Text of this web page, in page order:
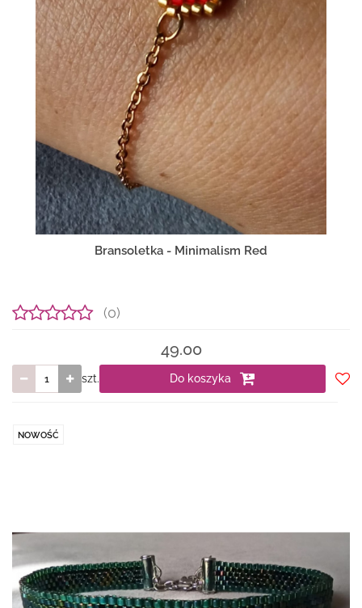
Bransoletka - Minimalism Red
(0)
49.00
szt. Do koszyka
NOWOŚĆ